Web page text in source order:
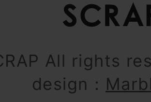
All rights
design：